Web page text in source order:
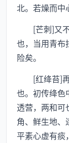
北。若燥而中
[芒刺]又不
也，当用青布
险矣。
[红绛苔]再
也。初传绛色
透营，两和可
角、鲜生地、
平素心虚有痰